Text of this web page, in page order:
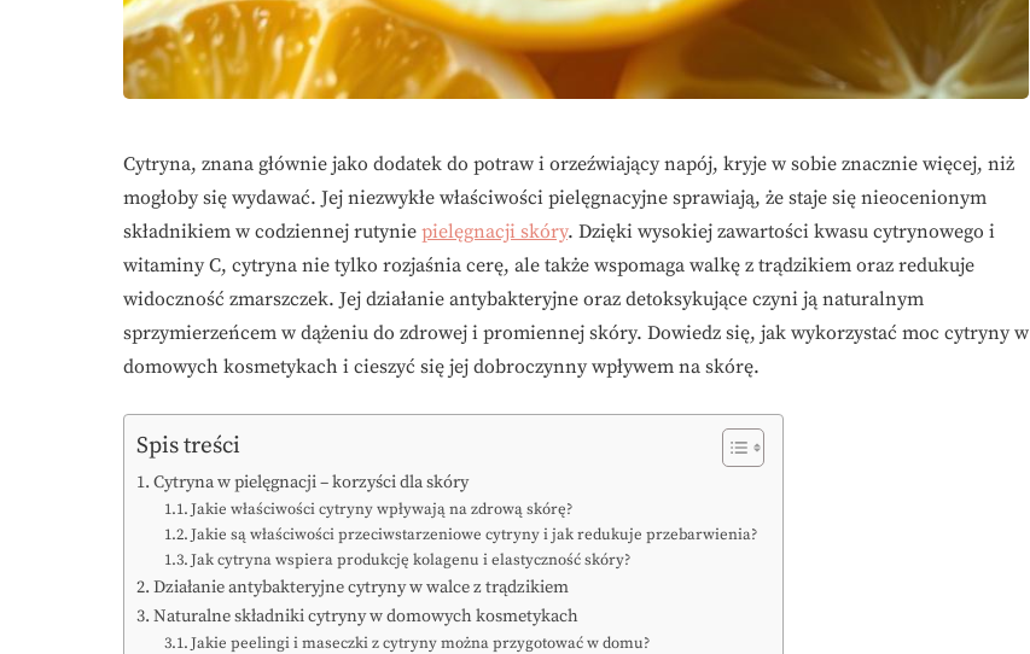
Cytryna, znana głównie jako dodatek do potraw i orzeźwiający napój, kryje w sobie znacznie więcej, niż
mogłoby się wydawać. Jej niezwykłe właściwości pielęgnacyjne sprawiają, że staje się nieocenionym
składnikiem w codziennej rutynie pielęgnacji skóry. Dzięki wysokiej zawartości kwasu cytrynowego i
witaminy C, cytryna nie tylko rozjaśnia cerę, ale także wspomaga walkę z trądzikiem oraz redukuje
widoczność zmarszczek. Jej działanie antybakteryjne oraz detoksykujące czyni ją naturalnym
sprzymierzeńcem w dążeniu do zdrowej i promiennej skóry. Dowiedz się, jak wykorzystać moc cytryny w
domowych kosmetykach i cieszyć się jej dobroczynny wpływem na skórę.
Spis treści
Cytryna w pielęgnacji – korzyści dla skóry
Jakie właściwości cytryny wpływają na zdrową skórę?
Jakie są właściwości przeciwstarzeniowe cytryny i jak redukuje przebarwienia?
Jak cytryna wspiera produkcję kolagenu i elastyczność skóry?
Działanie antybakteryjne cytryny w walce z trądzikiem
Naturalne składniki cytryny w domowych kosmetykach
Jakie peelingi i maseczki z cytryny można przygotować w domu?